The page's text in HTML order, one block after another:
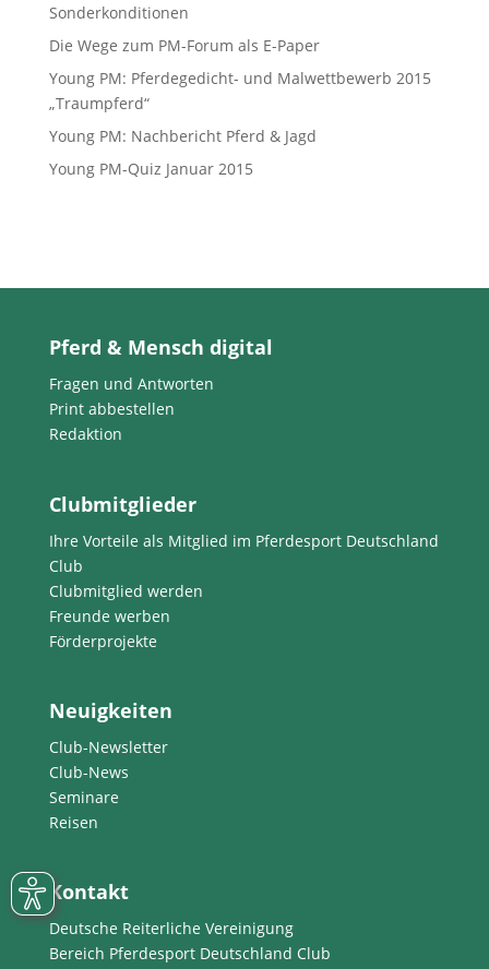
Sonderkonditionen
Die Wege zum PM-Forum als E-Paper
Young PM: Pferdegedicht- und Malwettbewerb 2015
„Traumpferd“
Young PM: Nachbericht Pferd & Jagd
Young PM-Quiz Januar 2015
Pferd & Mensch digital
Fragen und Antworten
Print abbestellen
Redaktion
Clubmitglieder
Ihre Vorteile als Mitglied im Pferdesport Deutschland
Club
Clubmitglied werden
Freunde werben
Förderprojekte
Neuigkeiten
Club-Newsletter
Club-News
Seminare
Reisen
Kontakt
Deutsche Reiterliche Vereinigung
Bereich Pferdesport Deutschland Club